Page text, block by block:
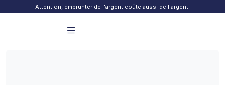
Skip to contentAttention, emprunter de l'argent coûte aussi de l'argent.